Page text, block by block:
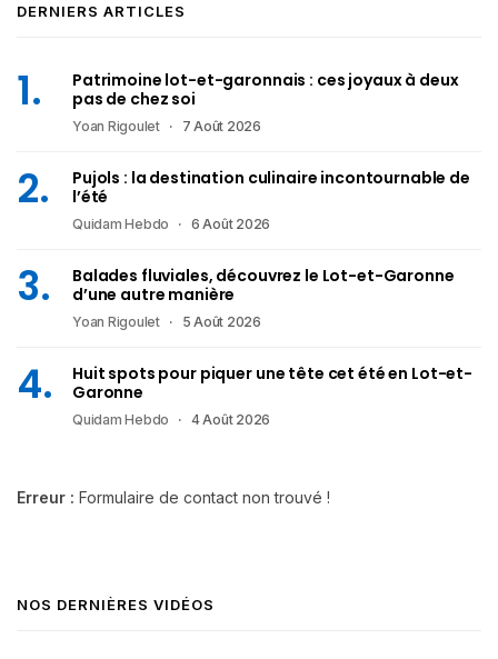
DERNIERS ARTICLES
Patrimoine lot-et-garonnais : ces joyaux à deux
pas de chez soi
Yoan Rigoulet 7 Août 2026
Pujols : la destination culinaire incontournable de
l’été
Quidam Hebdo 6 Août 2026
Balades fluviales, découvrez le Lot-et-Garonne
d’une autre manière
Yoan Rigoulet 5 Août 2026
Huit spots pour piquer une tête cet été en Lot-et-
Garonne
Quidam Hebdo 4 Août 2026
Erreur : Formulaire de contact non trouvé !
NOS DERNIÈRES VIDÉOS